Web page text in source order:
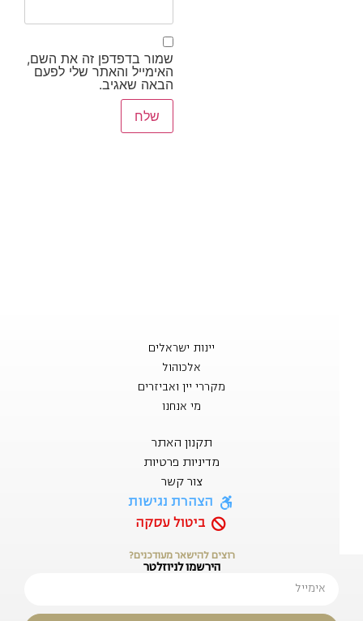
שמור בדפדפן זה את השם,
האימייל והאתר שלי לפעם
הבאה שאגיב.
יינות ישראלים
אלכוהול
מקררי יין ואביזרים
מי אנחנו
תקנון האתר
מדיניות פרטיות
צור קשר
הצהרת נגישות
ביטול עסקה
רוצים להישאר מעודכנים?
הירשמו לניוזלטר